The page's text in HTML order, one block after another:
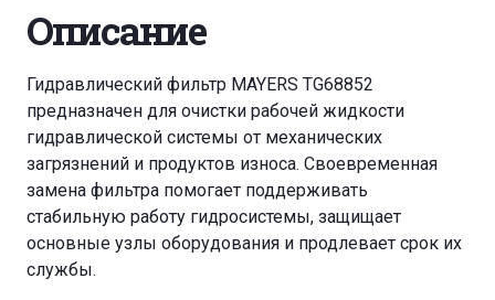
Описание
Гидравлический фильтр MAYERS TG68852
предназначен для очистки рабочей жидкости
гидравлической системы от механических
загрязнений и продуктов износа. Своевременная
замена фильтра помогает поддерживать
стабильную работу гидросистемы, защищает
основные узлы оборудования и продлевает срок их
службы.